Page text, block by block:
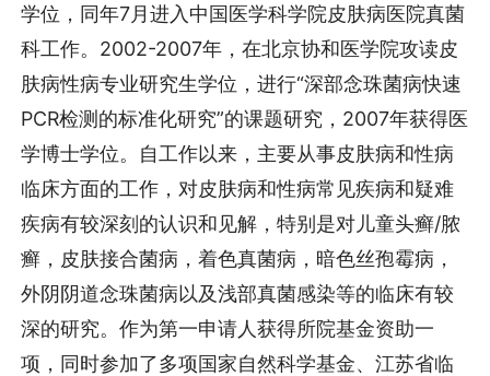
学位，同年7月进入中国医学科学院皮肤病医院真菌
科工作。2002-2007年，在北京协和医学院攻读皮
肤病性病专业研究生学位，进行“深部念珠菌病快速
PCR检测的标准化研究”的课题研究，2007年获得医
学博士学位。自工作以来，主要从事皮肤病和性病
临床方面的工作，对皮肤病和性病常见疾病和疑难
疾病有较深刻的认识和见解，特别是对儿童头癣/脓
癣，皮肤接合菌病，着色真菌病，暗色丝孢霉病，
外阴阴道念珠菌病以及浅部真菌感染等的临床有较
深的研究。作为第一申请人获得所院基金资助一
项，同时参加了多项国家自然科学基金、江苏省临